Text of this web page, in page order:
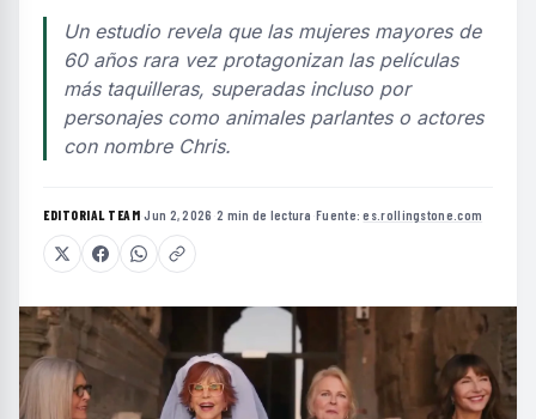
Un estudio revela que las mujeres mayores de
60 años rara vez protagonizan las películas
más taquilleras, superadas incluso por
personajes como animales parlantes o actores
con nombre Chris.
EDITORIAL TEAM·Jun 2, 2026 ·2 min de lectura ·Fuente:es.rollingstone.com